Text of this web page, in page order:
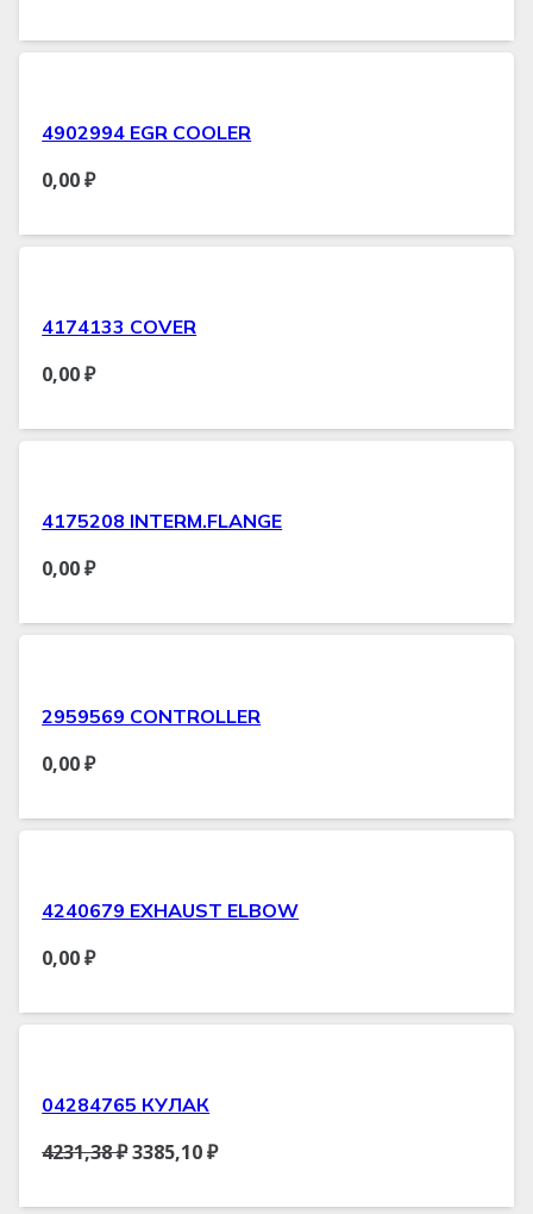
4902994 EGR COOLER
0,00₽
4174133 COVER
0,00₽
4175208 INTERM.FLANGE
0,00₽
2959569 CONTROLLER
0,00₽
4240679 EXHAUST ELBOW
0,00₽
04284765 КУЛАК
4231,38₽3385,10₽